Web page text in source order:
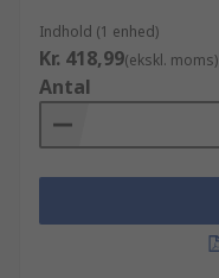
Indhold (1 enhed)
Kr. 418,99(ekskl. moms)
Antal